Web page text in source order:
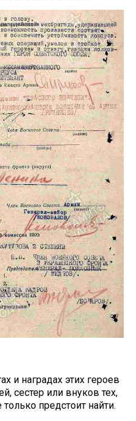
и наградах этих героев
сестер или внуков тех,
предстоит найти.